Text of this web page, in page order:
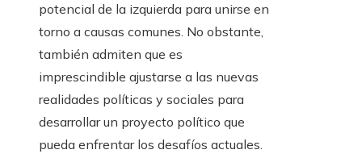
potencial de la izquierda para unirse en
torno a causas comunes. No obstante,
también admiten que es
imprescindible ajustarse a las nuevas
realidades políticas y sociales para
desarrollar un proyecto político que
pueda enfrentar los desafíos actuales.